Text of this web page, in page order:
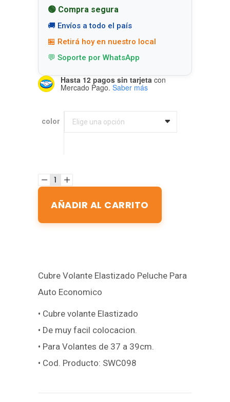
🟢 Compra segura
🚚 Envíos a todo el país
🏪 Retirá hoy en nuestro local
💬 Soporte por WhatsApp
Hasta 12 pagos sin tarjeta con
Mercado Pago. Saber más
color Elige una opción
color
AÑADIR AL CARRITO
Cubre Volante Elastizado Peluche Para
Auto Economico
• Cubre volante Elastizado
• De muy facil colocacion.
• Para Volantes de 37 a 39cm.
• Cod. Producto: SWC098